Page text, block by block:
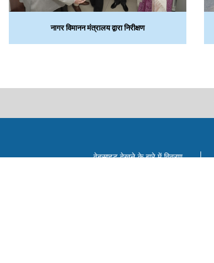
नागर विमानन मंत्रालय द्वारा निरीक्षण
वेबसाइट देखने के बारे में विवरण